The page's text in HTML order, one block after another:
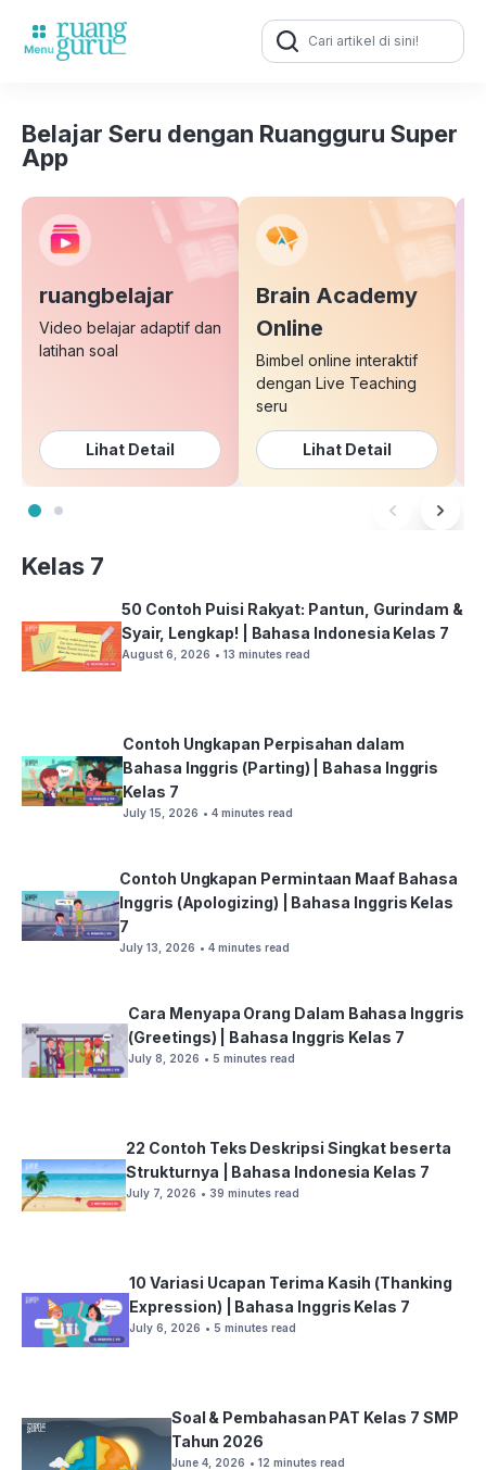
Search
for:
Belajar Seru dengan Ruangguru Super
App
ruangbelajar
Video belajar adaptif dan
latihan soal
Lihat Detail
Brain Academy
Online
Bimbel online interaktif
dengan Live Teaching
seru
Lihat Detail
Kelas 7
50 Contoh Puisi Rakyat: Pantun, Gurindam &
Syair, Lengkap! | Bahasa Indonesia Kelas 7
August 6, 2026 • 13 minutes read
Contoh Ungkapan Perpisahan dalam
Bahasa Inggris (Parting) | Bahasa Inggris
Kelas 7
July 15, 2026 • 4 minutes read
Contoh Ungkapan Permintaan Maaf Bahasa
Inggris (Apologizing) | Bahasa Inggris Kelas
7
July 13, 2026 • 4 minutes read
Cara Menyapa Orang Dalam Bahasa Inggris
(Greetings) | Bahasa Inggris Kelas 7
July 8, 2026 • 5 minutes read
22 Contoh Teks Deskripsi Singkat beserta
Strukturnya | Bahasa Indonesia Kelas 7
July 7, 2026 • 39 minutes read
10 Variasi Ucapan Terima Kasih (Thanking
Expression) | Bahasa Inggris Kelas 7
July 6, 2026 • 5 minutes read
Soal & Pembahasan PAT Kelas 7 SMP
Tahun 2026
June 4, 2026 • 12 minutes read